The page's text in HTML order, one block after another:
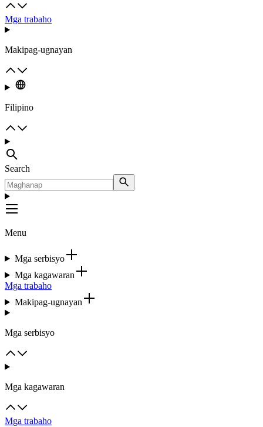
Mga trabaho
Makipag-ugnayan
Filipino
Search
Menu
Mga serbisyo
Mga kagawaran
Mga trabaho
Makipag-ugnayan
Mga serbisyo
Mga kagawaran
Mga trabaho